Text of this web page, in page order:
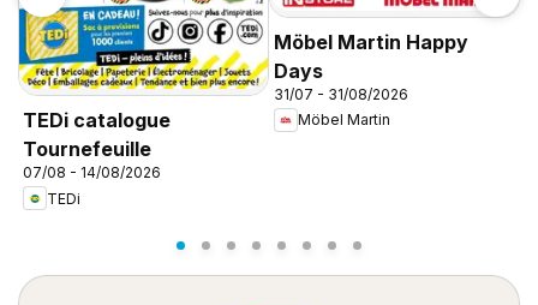
TEDi catalogue
Tournefeuille
07/08 - 14/08/2026
TEDi
Möbel Martin Happy
Days
31/07 - 31/08/2026
Möbel Martin